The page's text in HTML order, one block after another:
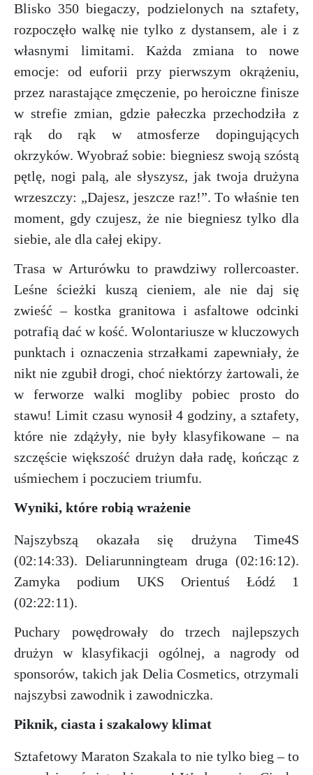
Blisko 350 biegaczy, podzielonych na sztafety,
rozpoczęło walkę nie tylko z dystansem, ale i z
własnymi limitami. Każda zmiana to nowe
emocje: od euforii przy pierwszym okrążeniu,
przez narastające zmęczenie, po heroiczne finisze
w strefie zmian, gdzie pałeczka przechodziła z
rąk do rąk w atmosferze dopingujących
okrzyków. Wyobraź sobie: biegniesz swoją szóstą
pętlę, nogi palą, ale słyszysz, jak twoja drużyna
wrzeszczy: „Dajesz, jeszcze raz!”. To właśnie ten
moment, gdy czujesz, że nie biegniesz tylko dla
siebie, ale dla całej ekipy.
Trasa w Arturówku to prawdziwy rollercoaster.
Leśne ścieżki kuszą cieniem, ale nie daj się
zwieść – kostka granitowa i asfaltowe odcinki
potrafią dać w kość. Wolontariusze w kluczowych
punktach i oznaczenia strzałkami zapewniały, że
nikt nie zgubił drogi, choć niektórzy żartowali, że
w ferworze walki mogliby pobiec prosto do
stawu! Limit czasu wynosił 4 godziny, a sztafety,
które nie zdążyły, nie były klasyfikowane – na
szczęście większość drużyn dała radę, kończąc z
uśmiechem i poczuciem triumfu.
Wyniki, które robią wrażenie
Najszybszą okazała się drużyna Time4S
(02:14:33). Deliarunningteam druga (02:16:12).
Zamyka podium UKS Orientuś Łódź 1
(02:22:11).
Puchary powędrowały do trzech najlepszych
drużyn w klasyfikacji ogólnej, a nagrody od
sponsorów, takich jak Delia Cosmetics, otrzymali
najszybsi zawodnik i zawodniczka.
Piknik, ciasta i szakalowy klimat
Sztafetowy Maraton Szakala to nie tylko bieg – to